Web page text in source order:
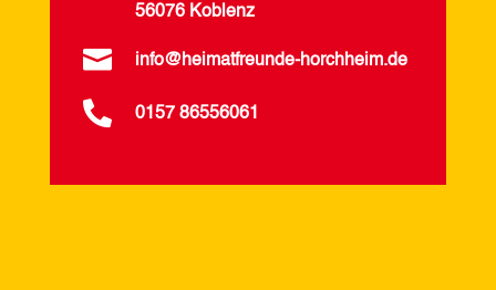
56076 Koblenz
 info@heimatfreunde-horchheim.de
 0157 86556061